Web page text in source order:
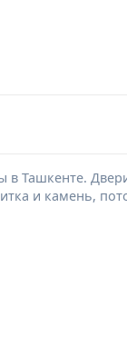
в Ташкенте.
и камень,